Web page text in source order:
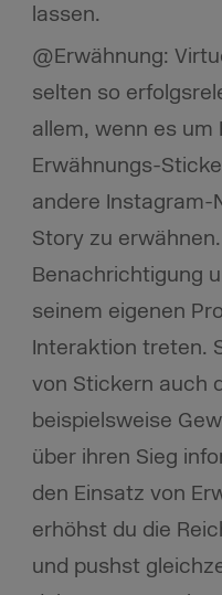
lassen.
@Erwähnung:
selten so
allem, wenn es um
Erwähnungs-
andere Instagram-
Story zu
Benachrichtigung
seinem eigenen
Interaktion treten.
von Stickern auch
beispielsweise
über ihren Sieg
den Einsatz von
erhöhst du die
und pushst